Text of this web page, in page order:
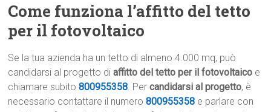
Come funziona l’affitto del tetto
per il fotovoltaico
Se la tua azienda ha un tetto di almeno 4.000 mq, può
candidarsi al progetto diaffitto del tetto per il fotovoltaico e
chiamare subito800955358. Percandidarsi al progetto, è
necessario contattare il numero800955358 e parlare con